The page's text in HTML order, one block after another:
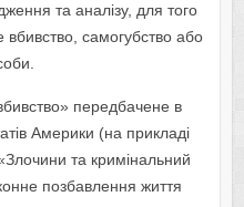
та аналізу, для того
самогубство або
передбачене в
Америки (на прикладі
та кримінальний
позбавлення життя